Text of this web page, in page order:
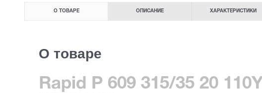
О ТОВАРЕ ОПИСАНИЕ ХАРАКТЕРИСТИКИ
О товаре
Rapid P 609 315/35 20 110Y